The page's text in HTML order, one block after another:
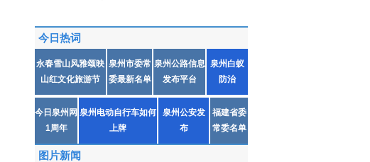
今日热词
永春雪山风雅颂映
山红文化旅游节
泉州市委常
委最新名单
泉州公路信息
发布平台
泉州白蚁
防治
今日泉州网
1周年
泉州电动自行车如何
上牌
泉州公安发
布
福建省委
常委名单
图片新闻